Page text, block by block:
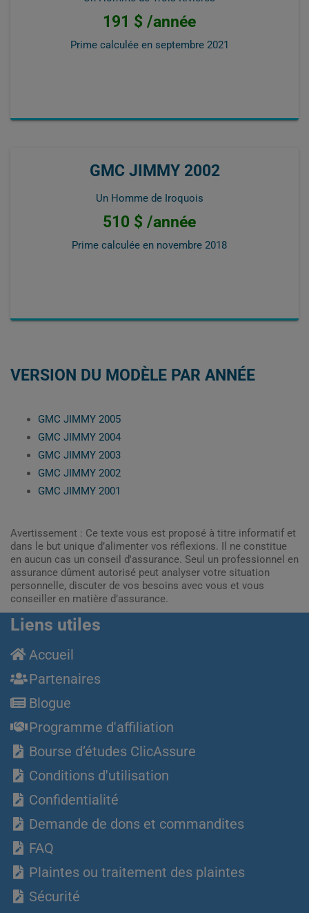
191 $ /année
Prime calculée en septembre 2021
GMC JIMMY 2002
Un Homme de Iroquois
510 $ /année
Prime calculée en novembre 2018
VERSION DU MODÈLE PAR ANNÉE
GMC JIMMY 2005
GMC JIMMY 2004
GMC JIMMY 2003
GMC JIMMY 2002
GMC JIMMY 2001
Avertissement : Ce texte vous est proposé à titre informatif et
dans le but unique d’alimenter vos réflexions. Il ne constitue
en aucun cas un conseil d'assurance. Seul un professionnel en
assurance dûment autorisé peut analyser votre situation
personnelle, discuter de vos besoins avec vous et vous
conseiller en matière d’assurance.
Liens utiles
Accueil
Partenaires
Blogue
Programme d'affiliation
Bourse d’études ClicAssure
Conditions d'utilisation
Confidentialité
Demande de dons et commandites
FAQ
Plaintes ou traitement des plaintes
Sécurité